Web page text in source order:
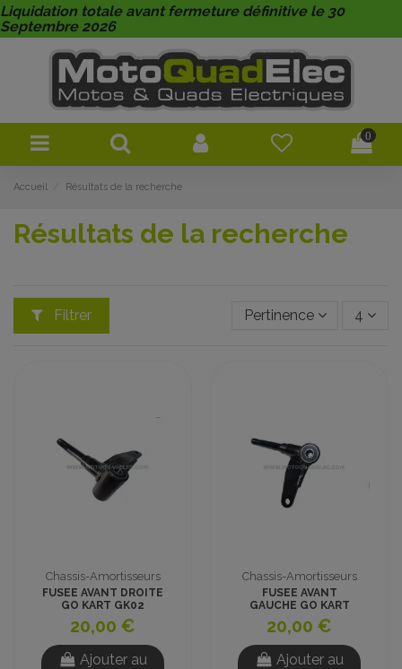
Liquidation totale avant fermeture définitive le 30
Septembre 2026
0
Accueil Résultats de la recherche
Résultats de la recherche
Filtrer Pertinence 4
Chassis-Amortisseurs
FUSEE AVANT DROITE
GO KART GK02
20,00 €
Ajouter au
Chassis-Amortisseurs
FUSEE AVANT
GAUCHE GO KART
20,00 €
Ajouter au